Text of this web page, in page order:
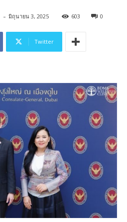
- มิถุนายน 3, 2025 603 0
Twitter